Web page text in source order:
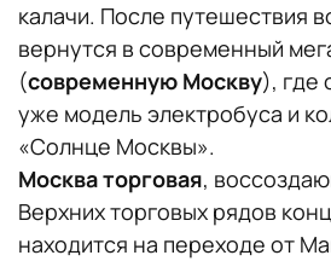
калачи. После путешествия
вернутся в современный
(современную Москву), где
уже модель электробуса и
«Солнце Москвы».
Москва торговая,
Верхних торговых рядов
находится на переходе от